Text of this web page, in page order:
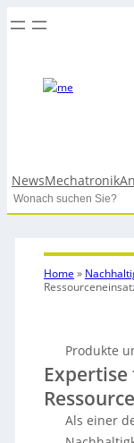
NewsMechatronik
Search
Home »
Produkte
Als einer